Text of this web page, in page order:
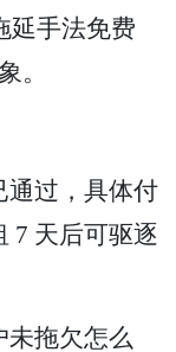
延手法免费
。
通过，具体付
7 天后可驱逐
未拖欠怎么